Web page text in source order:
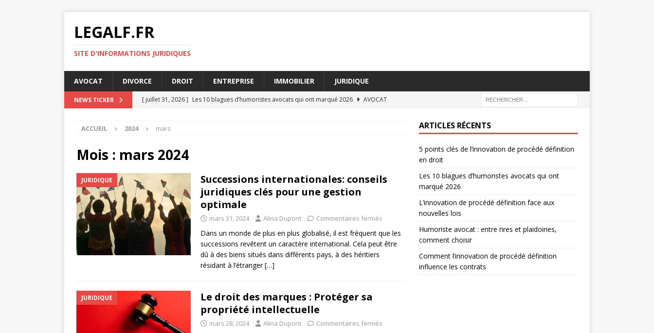
LEGALF.FR
SITE D'INFORMATIONS JURIDIQUES
AVOCAT DIVORCE DROIT ENTREPRISE IMMOBILIER JURIDIQUE
NEWS TICKER [ juillet 31, 2026 ] Les 10 blagues d’humoristes avocats qui ont marqué 2026
AVOCAT
[ juillet 23, 2026 ]
[ juillet 19, 2026 ]
[ août 4, 2026 ]
5 points clés de l’innovation de procédé définition en droit DROIT
ACCUEIL 2024 mars
Mois : mars 2024
JURIDIQUE
Successions internationales: conseils
juridiques clés pour une gestion
optimale
mars 31, 2024 Alina Dupont Commentaires fermés
Dans un monde de plus en plus globalisé, il est fréquent que les
successions revêtent un caractère international. Cela peut être
dû à des biens situés dans différents pays, à des héritiers
résidant à l’étranger[…]
JURIDIQUE
Le droit des marques : Protéger sa
propriété intellectuelle
mars 28, 2024 Alina Dupont Commentaires fermés
ARTICLES RÉCENTS
5 points clés de l’innovation de procédé définition
en droit
Les 10 blagues d’humoristes avocats qui ont
marqué 2026
L’innovation de procédé définition face aux
nouvelles lois
Humoriste avocat : entre rires et plaidoiries,
comment choisir
Comment l’innovation de procédé définition
influence les contrats